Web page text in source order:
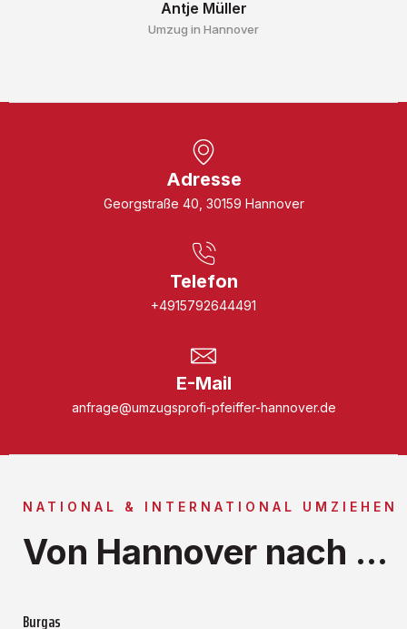
Antje Müller
Umzug in Hannover
Adresse
Georgstraße 40, 30159 Hannover
Telefon
+4915792644491
E-Mail
anfrage@umzugsprofi-pfeiffer-hannover.de
NATIONAL & INTERNATIONAL UMZIEHEN
Von Hannover nach ...
Burgas